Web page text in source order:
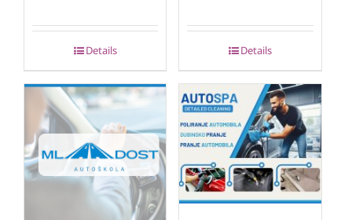
Details Details